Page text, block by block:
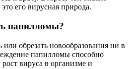
его вирусная природа.
папилломы?
или обрезать новообразования ни в
папилломы способно
вируса в организме и